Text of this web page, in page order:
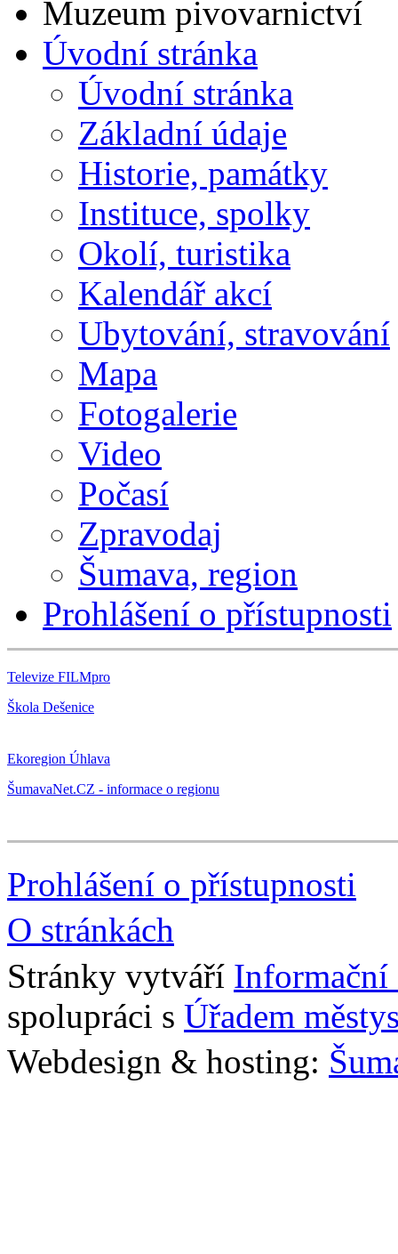
Muzeum pivovarnictví
Úvodní stránka
Úvodní stránka
Základní údaje
Historie, památky
Instituce, spolky
Okolí, turistika
Kalendář akcí
Ubytování, stravování
Mapa
Fotogalerie
Video
Počasí
Zpravodaj
Šumava, region
Prohlášení o přístupnosti
Televize FILMpro
Škola Dešenice
Ekoregion Úhlava
ŠumavaNet.CZ - informace o regionu
Prohlášení o přístupnosti
O stránkách
Stránky vytváří Informační
spolupráci s Úřadem
Webdesign & hosting: